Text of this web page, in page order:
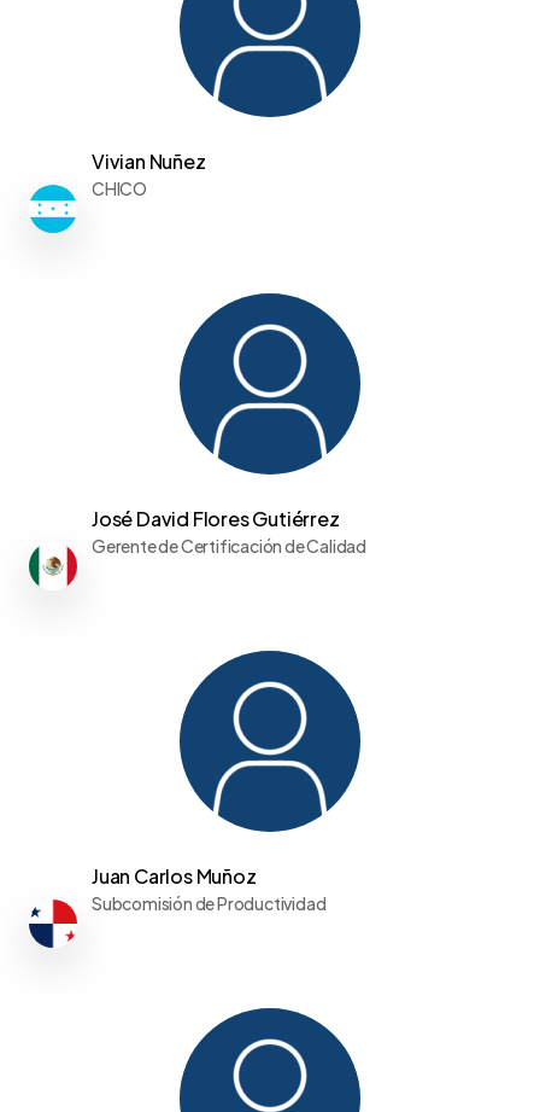
Vivian Nuñez
CHICO
José David Flores Gutiérrez
Gerente de Certificación de Calidad
Juan Carlos Muñoz
Subcomisión de Productividad